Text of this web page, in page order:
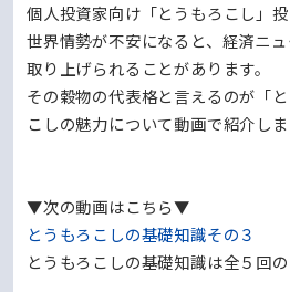
個人投資家向け「とうもろこし」
世界情勢が不安になると、経済ニ
取り上げられることがあります。
その穀物の代表格と言えるのが「
こしの魅力について動画で紹介しま
▼次の動画はこちら▼
とうもろこしの基礎知識その３
とうもろこしの基礎知識は全５回